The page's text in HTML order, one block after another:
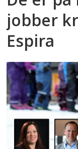
jobber
Espira